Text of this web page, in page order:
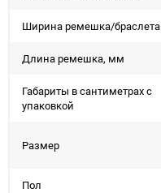
Ширина ремешка/браслета
Длина ремешка, мм
Габариты в сантиметрах с
упаковкой
Размер
Пол